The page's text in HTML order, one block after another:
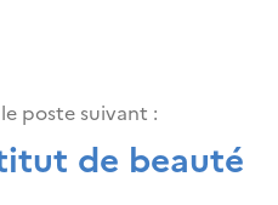
poste suivant :
de beauté